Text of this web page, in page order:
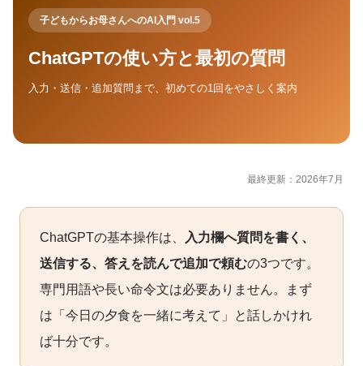
子どもからお母さんへのAI入門 vol.5
ChatGPTの使い方と最初の質問
入力・送信・追加質問まで、初めての1回をやさしく案内
最終更新：2026年7月
ChatGPTの基本操作は、
入力欄へ質問を書く、
送信する、答えを読んで追加で頼むの3つです。
専門用語や長い命令文は必要ありません。まず
は「今日の夕食を一緒に考えて」と話しかけれ
ば十分です。